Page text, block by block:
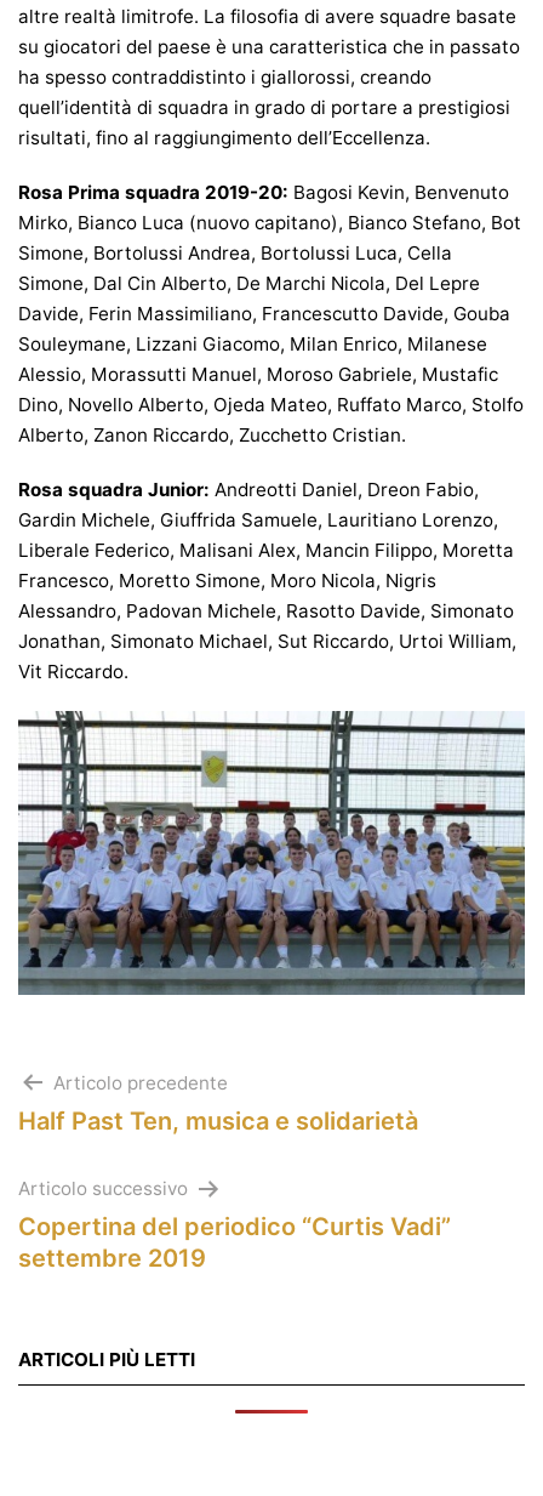
altre realtà limitrofe. La filosofia di avere squadre basate
su giocatori del paese è una caratteristica che in passato
ha spesso contraddistinto i giallorossi, creando
quell’identità di squadra in grado di portare a prestigiosi
risultati, fino al raggiungimento dell’Eccellenza.
Rosa Prima squadra 2019-20: Bagosi Kevin, Benvenuto
Mirko, Bianco Luca (nuovo capitano), Bianco Stefano, Bot
Simone, Bortolussi Andrea, Bortolussi Luca, Cella
Simone, Dal Cin Alberto, De Marchi Nicola, Del Lepre
Davide, Ferin Massimiliano, Francescutto Davide, Gouba
Souleymane, Lizzani Giacomo, Milan Enrico, Milanese
Alessio, Morassutti Manuel, Moroso Gabriele, Mustafic
Dino, Novello Alberto, Ojeda Mateo, Ruffato Marco, Stolfo
Alberto, Zanon Riccardo, Zucchetto Cristian.
Rosa squadra Junior: Andreotti Daniel, Dreon Fabio,
Gardin Michele, Giuffrida Samuele, Lauritiano Lorenzo,
Liberale Federico, Malisani Alex, Mancin Filippo, Moretta
Francesco, Moretto Simone, Moro Nicola, Nigris
Alessandro, Padovan Michele, Rasotto Davide, Simonato
Jonathan, Simonato Michael, Sut Riccardo, Urtoi William,
Vit Riccardo.
Navigazione
Articolo precedente
Half Past Ten, musica e solidarietà
Articolo successivo
Copertina del periodico “Curtis Vadi”
settembre 2019
ARTICOLI PIÙ LETTI